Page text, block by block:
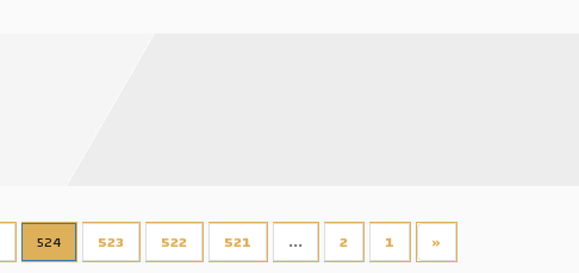
«
1
2
...
521
522
523
524